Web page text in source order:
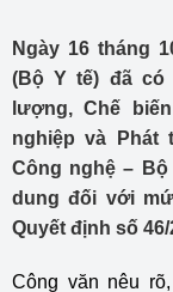
Ngày 16 tháng
(Bộ Y tế) đã có
lượng, Chế
nghiệp và Phát
Công nghệ –
dung đối với
Quyết định số
Công văn nêu